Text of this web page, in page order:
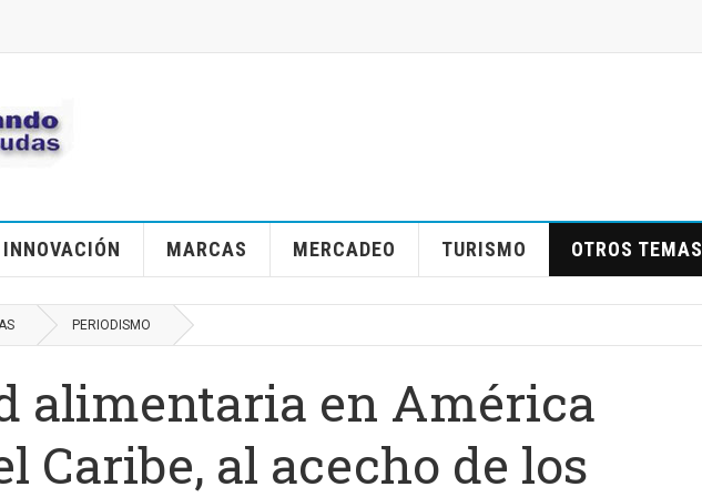
INNOVACIÓN MARCAS MERCADEO TURISMO OTROS TEMAS
PERIODISMO
alimentaria en América
Caribe, al acecho de los